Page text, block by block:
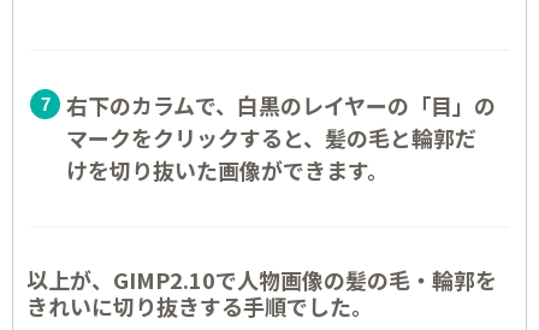
右下のカラムで、白黒のレイヤーの「目」の
マークをクリックすると、髪の毛と輪郭だ
けを切り抜いた画像ができます。
以上が、GIMP2.10で人物画像の髪の毛・輪郭を
きれいに切り抜きする手順でした。